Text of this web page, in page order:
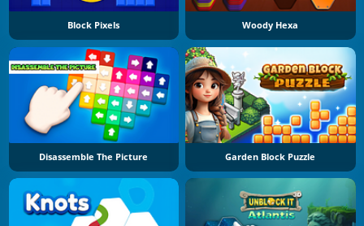
Block Pixels Woody Hexa
Disassemble The Picture Garden Block Puzzle